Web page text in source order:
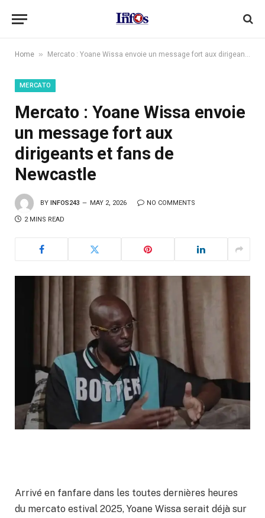
Home » Mercato : Yoane Wissa envoie un message fort aux dirigeants et fans de Newcastle
MERCATO
Mercato : Yoane Wissa envoie
un message fort aux
dirigeants et fans de
Newcastle
BY INFOS243 MAY 2, 2026 NO COMMENTS
2 MINS READ
Arrivé en fanfare dans les toutes dernières heures
du mercato estival 2025, Yoane Wissa serait déjà sur